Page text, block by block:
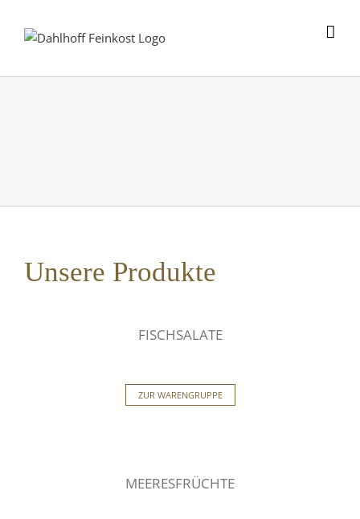
Unsere Produkte
FISCHSALATE
ZUR WARENGRUPPE
MEERESFRÜCHTE